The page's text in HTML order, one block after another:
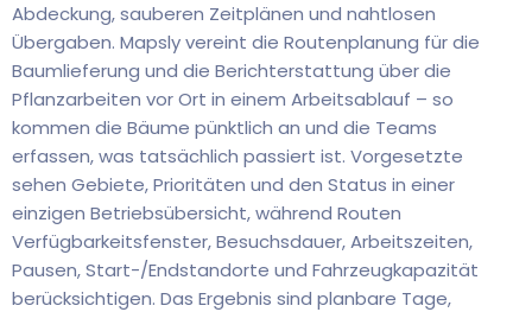
Abdeckung, sauberen Zeitplänen und nahtlosen
Übergaben. Mapsly vereint die Routenplanung für die
Baumlieferung und die Berichterstattung über die
Pflanzarbeiten vor Ort in einem Arbeitsablauf – so
kommen die Bäume pünktlich an und die Teams
erfassen, was tatsächlich passiert ist. Vorgesetzte
sehen Gebiete, Prioritäten und den Status in einer
einzigen Betriebsübersicht, während Routen
Verfügbarkeitsfenster, Besuchsdauer, Arbeitszeiten,
Pausen, Start-/Endstandorte und Fahrzeugkapazität
berücksichtigen. Das Ergebnis sind planbare Tage,